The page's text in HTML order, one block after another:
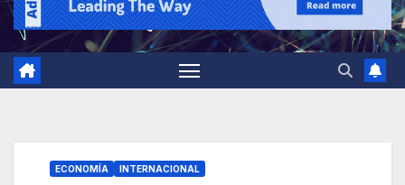
ECONOMÍA INTERNACIONAL